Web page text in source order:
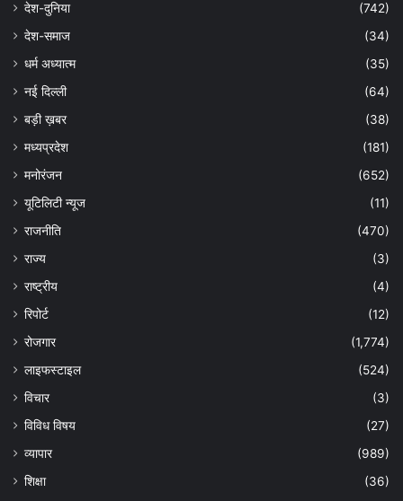
देश-दुनिया
(742)
देश-समाज
(34)
धर्म अध्यात्म
(35)
नई दिल्ली
(64)
बड़ी ख़बर
(38)
मध्यप्रदेश
(181)
मनोरंजन
(652)
यूटिलिटी न्यूज
(11)
राजनीति
(470)
राज्य
(3)
राष्ट्रीय
(4)
रिपोर्ट
(12)
रोजगार
(1,774)
लाइफस्टाइल
(524)
विचार
(3)
विविध विषय
(27)
व्यापार
(989)
शिक्षा
(36)